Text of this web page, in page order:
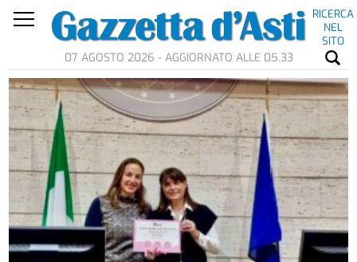
RICERCA
NEL
SITO
07 AGOSTO 2026 - AGGIORNATO ALLE 05.33